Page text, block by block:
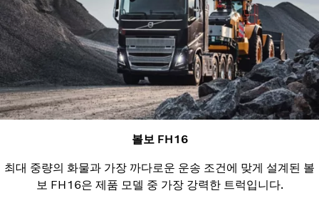
볼보 FH16
최대 중량의 화물과 가장 까다로운 운송 조건에 맞게 설계된 볼
보 FH16은 제품 모델 중 가장 강력한 트럭입니다.